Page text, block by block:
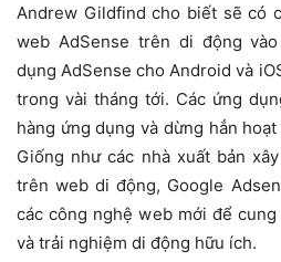
Andrew Gildfind cho biết sẽ có
web AdSense trên di động
dụng AdSense cho Android và
trong vài tháng tới. Các ứng
hàng ứng dụng và dừng hẳn
Giống như các nhà xuất bản
trên web di động, Google
các công nghệ web mới để
và trải nghiệm di động hữu ích.